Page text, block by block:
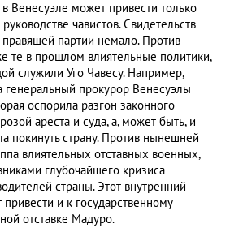
Венесуэле может привести только
чавистов. Свидетельств
правящей партии немало. Против
те в прошлом влиятельные политики,
служили Уго Чавесу. Например,
генеральный прокурор Венесуэлы
оспорила разгон законного
ареста и суда, а, может быть, и
покинуть страну. Против нынешней
влиятельных отставных военных,
глубочайшего кризиса
страны. Этот внутренний
и к государственному
отставке Мадуро.